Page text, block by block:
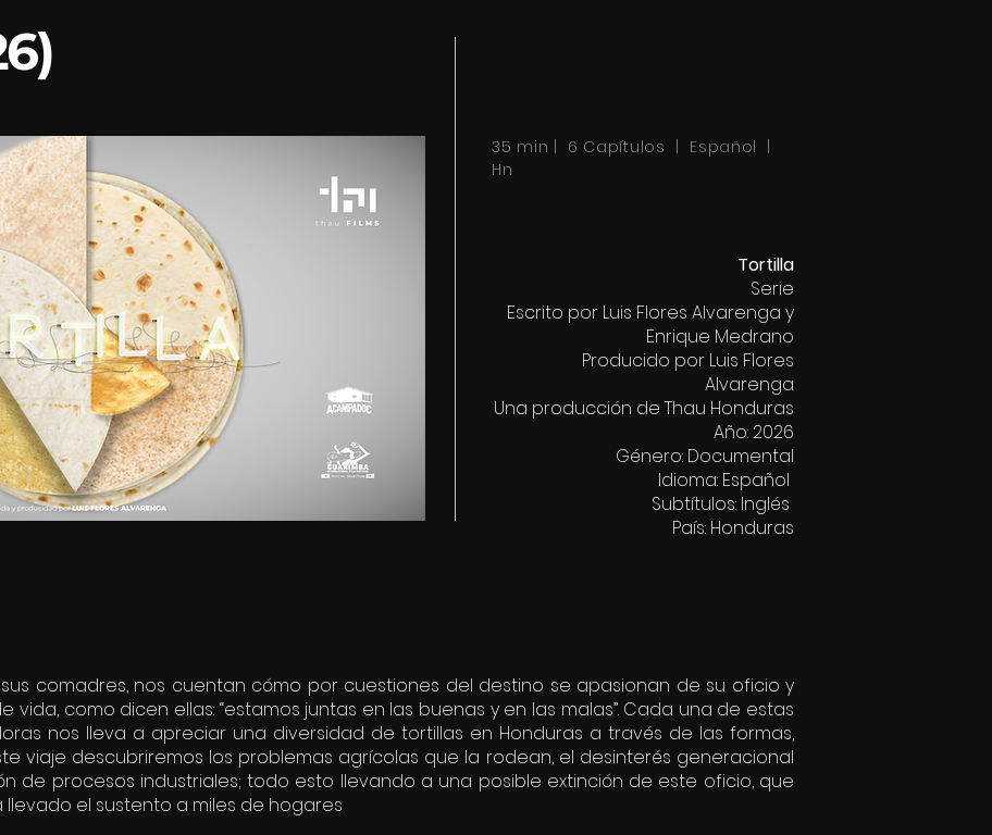
35 min | 6 Capítulos | Español |
Hn
Tortilla
Serie
Escrito por Luis Flores Alvarenga y
Enrique Medrano
Producido por Luis Flores
Alvarenga
Una producción de Thau Honduras
Año: 2026
Género: Documental
Idioma: Español
Subtítulos: Inglés
País: Honduras
comadres, nos cuentan cómo por cuestiones del destino se apasionan de su oficio y
vida, como dicen ellas: “estamos juntas en las buenas y en las malas”. Cada una de estas
nos lleva a apreciar una diversidad de tortillas en Honduras a través de las formas,
viaje descubriremos los problemas agrícolas que la rodean, el desinterés generacional
de procesos industriales; todo esto llevando a una posible extinción de este oficio, que
el sustento a miles de hogares